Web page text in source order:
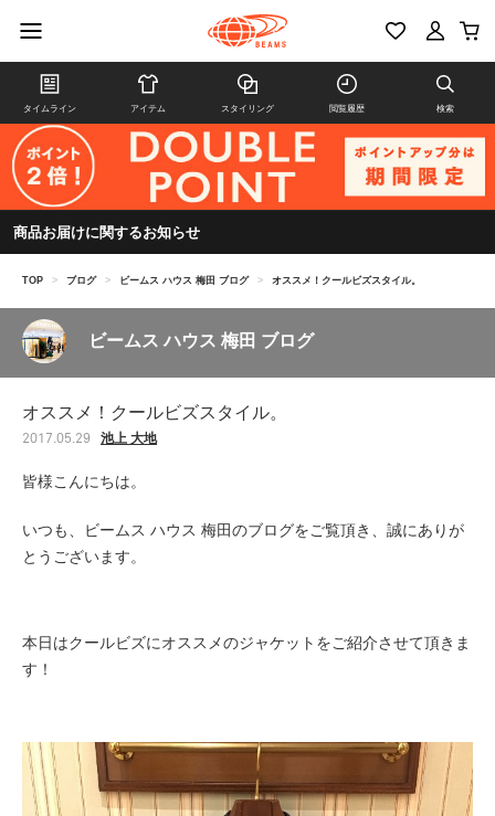
タイムライン アイテム スタイリング 閲覧履歴 検索
商品お届けに関するお知らせ
TOP > ブログ > ビームス ハウス 梅田 ブログ > オススメ！クールビズスタイル。
ビームス ハウス 梅田 ブログ
オススメ！クールビズスタイル。
2017.05.29 池上 大地
皆様こんにちは。
いつも、ビームス ハウス 梅田のブログをご覧頂き、誠にありが
とうございます。
本日はクールビズにオススメのジャケットをご紹介させて頂きま
す！